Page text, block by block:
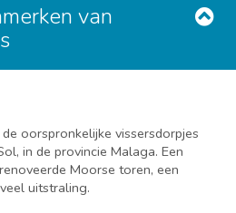
van
oorspronkelijke vissersdorpjes
in de provincie Malaga. Een
Moorse toren, een
uitstraling.